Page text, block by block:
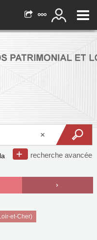
recherche avancée
et-Cher)